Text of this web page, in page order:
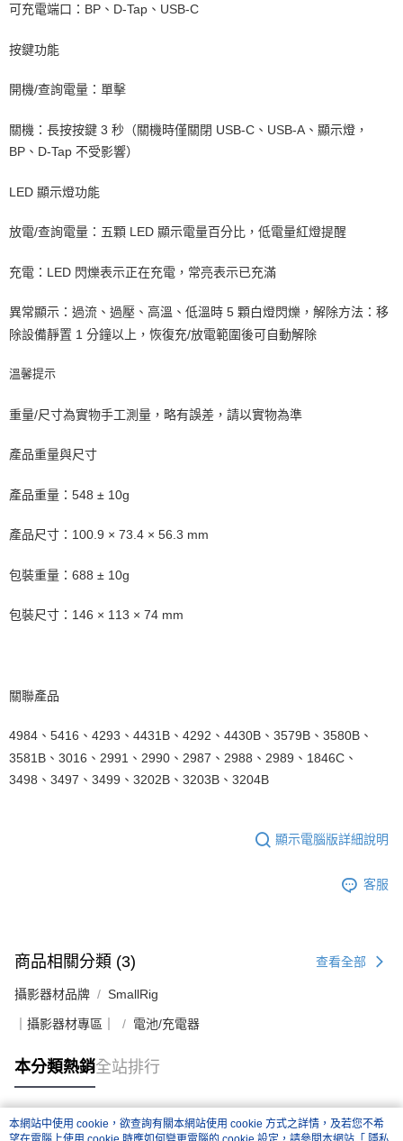
可充電端口：BP、D-Tap、USB-C
按鍵功能
開機/查詢電量：單擊
關機：長按按鍵 3 秒（關機時僅關閉 USB-C、USB-A、顯示燈，
BP、D-Tap 不受影響）
LED 顯示燈功能
放電/查詢電量：五顆 LED 顯示電量百分比，低電量紅燈提醒
充電：LED 閃爍表示正在充電，常亮表示已充滿
異常顯示：過流、過壓、高溫、低溫時 5 顆白燈閃爍，解除方法：移
除設備靜置 1 分鐘以上，恢復充/放電範圍後可自動解除
溫馨提示
重量/尺寸為實物手工測量，略有誤差，請以實物為準
產品重量與尺寸
產品重量：548 ± 10g
產品尺寸：100.9 × 73.4 × 56.3 mm
包裝重量：688 ± 10g
包裝尺寸：146 × 113 × 74 mm
關聯產品
4984、5416、4293、4431B、4292、4430B、3579B、3580B、
3581B、3016、2991、2990、2987、2988、2989、1846C、
3498、3497、3499、3202B、3203B、3204B
顯示電腦版詳細說明
客服
商品相關分類 (3) 查看全部
攝影器材品牌 SmallRig
｜攝影器材專區｜ 電池/充電器
本分類熱銷全站排行
熱門標籤
本網站中使用 cookie，欲查詢有關本網站使用 cookie 方式之詳情，及若您不希